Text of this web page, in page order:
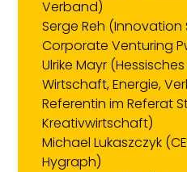
Verband)
Serge Reh
Corporate Venturing
Ulrike Mayr
Wirtschaft, Energie,
Referentin im Referat
Kreativwirtschaft)
Michael Lukaszczyk
Hygraph)